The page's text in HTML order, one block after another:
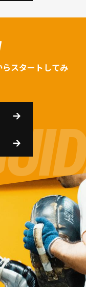
スタートしてみ